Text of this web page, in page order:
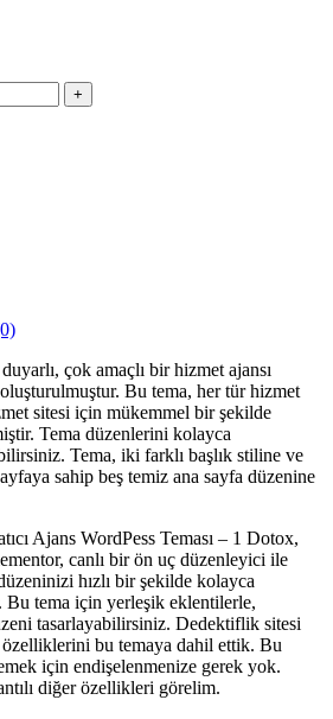
çok amaçlı bir hizmet ajansı
Bu tema, her tür hizmet
sitesi için mükemmel bir şekilde
Tema düzenlerini kolayca
Tema, iki farklı başlık stiline ve
sahip beş temiz ana sayfa düzenine
Ajans WordPess Teması – 1 Dotox,
canlı bir ön uç düzenleyici ile
hızlı bir şekilde kolayca
Bu tema için yerleşik eklentilerle,
tasarlayabilirsiniz. Dedektiflik sitesi
bu temaya dahil ettik. Bu
için endişelenmenize gerek yok.
diğer özellikleri görelim.